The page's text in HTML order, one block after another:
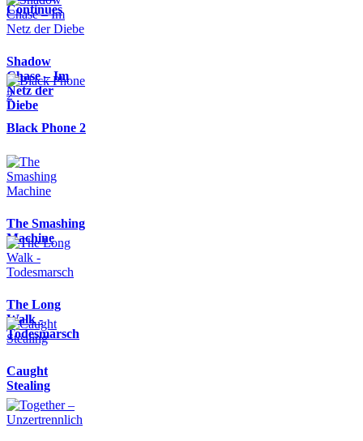
Continues
Shadow
Chase – Im
Netz der
Diebe
Black Phone 2
The Smashing
Machine
The Long
Walk -
Todesmarsch
Caught
Stealing